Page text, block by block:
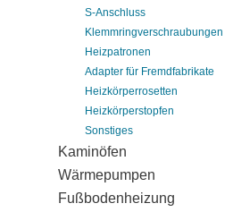
S-Anschluss
Klemmringverschraubungen
Heizpatronen
Adapter für Fremdfabrikate
Heizkörperrosetten
Heizkörperstopfen
Sonstiges
Kaminöfen
Wärmepumpen
Fußbodenheizung